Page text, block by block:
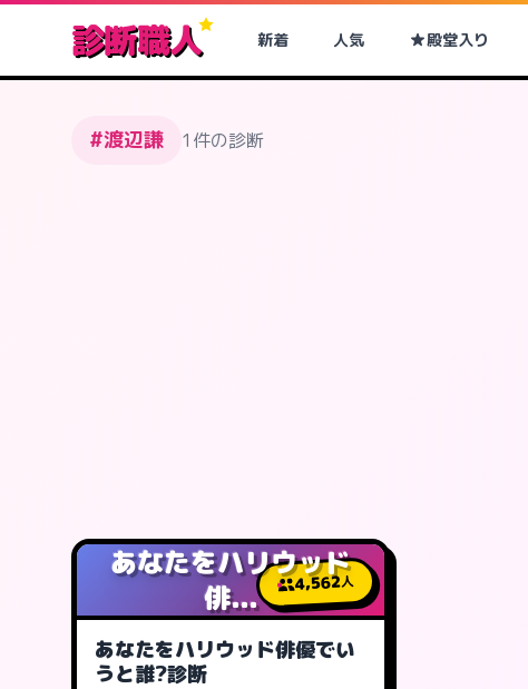
診断職人 新着 人気 殿堂入り
#渡辺謙 1件の診断
あなたをハリウッド
俳...
4,562人
あなたをハリウッド俳優でい
うと誰?診断